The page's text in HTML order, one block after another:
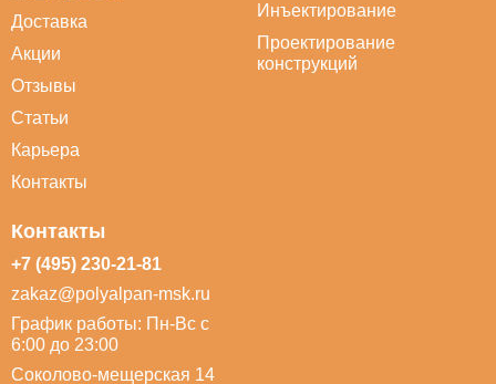
Доставка
Акции
Отзывы
Статьи
Карьера
Контакты
Инъектирование
Проектирование
конструкций
Контакты
+7 (495) 230-21-81
zakaz@polyalpan-msk.ru
График работы: Пн-Вс с
6:00 до 23:00
Соколово-мещерская 14